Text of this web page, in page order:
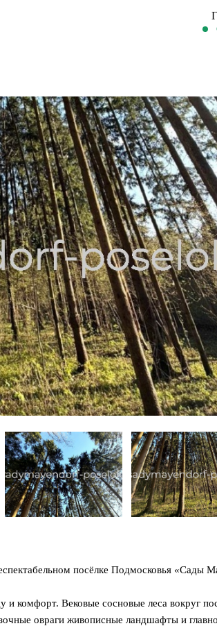
посёлке Подмосковья «Сады
и комфорт. Вековые сосновые леса вокруг
овраги живописные ландшафты и